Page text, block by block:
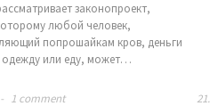
законопроект,
любой человек,
попрошайкам кров, деньги
одежду или еду, может…
- 1 comment